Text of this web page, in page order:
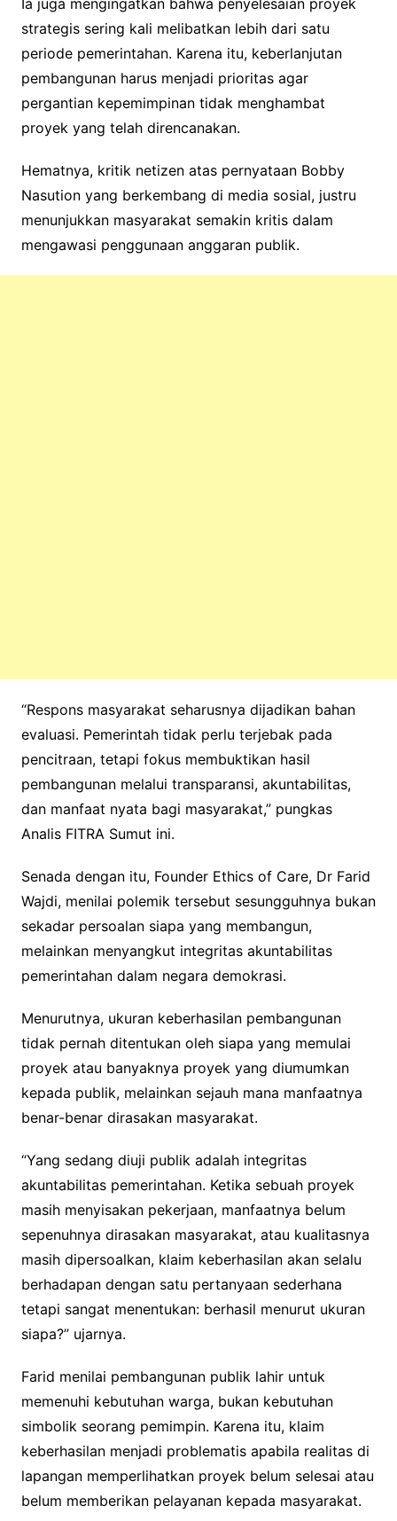
Ia juga mengingatkan bahwa penyelesaian proyek
strategis sering kali melibatkan lebih dari satu
periode pemerintahan. Karena itu, keberlanjutan
pembangunan harus menjadi prioritas agar
pergantian kepemimpinan tidak menghambat
proyek yang telah direncanakan.
Hematnya, kritik netizen atas pernyataan Bobby
Nasution yang berkembang di media sosial, justru
menunjukkan masyarakat semakin kritis dalam
mengawasi penggunaan anggaran publik.
“Respons masyarakat seharusnya dijadikan bahan
evaluasi. Pemerintah tidak perlu terjebak pada
pencitraan, tetapi fokus membuktikan hasil
pembangunan melalui transparansi, akuntabilitas,
dan manfaat nyata bagi masyarakat,” pungkas
Analis FITRA Sumut ini.
Senada dengan itu, Founder Ethics of Care, Dr Farid
Wajdi, menilai polemik tersebut sesungguhnya bukan
sekadar persoalan siapa yang membangun,
melainkan menyangkut integritas akuntabilitas
pemerintahan dalam negara demokrasi.
Menurutnya, ukuran keberhasilan pembangunan
tidak pernah ditentukan oleh siapa yang memulai
proyek atau banyaknya proyek yang diumumkan
kepada publik, melainkan sejauh mana manfaatnya
benar-benar dirasakan masyarakat.
“Yang sedang diuji publik adalah integritas
akuntabilitas pemerintahan. Ketika sebuah proyek
masih menyisakan pekerjaan, manfaatnya belum
sepenuhnya dirasakan masyarakat, atau kualitasnya
masih dipersoalkan, klaim keberhasilan akan selalu
berhadapan dengan satu pertanyaan sederhana
tetapi sangat menentukan: berhasil menurut ukuran
siapa?” ujarnya.
Farid menilai pembangunan publik lahir untuk
memenuhi kebutuhan warga, bukan kebutuhan
simbolik seorang pemimpin. Karena itu, klaim
keberhasilan menjadi problematis apabila realitas di
lapangan memperlihatkan proyek belum selesai atau
belum memberikan pelayanan kepada masyarakat.